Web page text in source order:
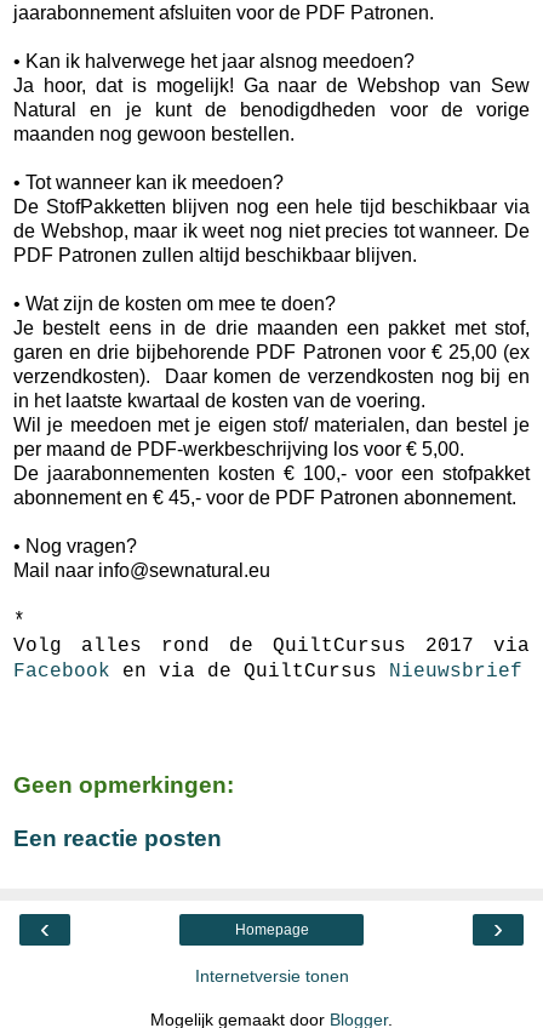
jaarabonnement afsluiten voor de PDF Patronen.
• Kan ik halverwege het jaar alsnog meedoen?
Ja hoor, dat is mogelijk! Ga naar de Webshop van Sew
Natural en je kunt de benodigdheden voor de vorige
maanden nog gewoon bestellen.
• Tot wanneer kan ik meedoen?
De StofPakketten blijven nog een hele tijd beschikbaar via
de Webshop, maar ik weet nog niet precies tot wanneer. De
PDF Patronen zullen altijd beschikbaar blijven.
• Wat zijn de kosten om mee te doen?
Je bestelt eens in de drie maanden een pakket met stof,
garen en drie bijbehorende PDF Patronen voor € 25,00 (ex
verzendkosten). Daar komen de verzendkosten nog bij en
in het laatste kwartaal de kosten van de voering.
Wil je meedoen met je eigen stof/ materialen, dan bestel je
per maand de PDF-werkbeschrijving los voor € 5,00.
De jaarabonnementen kosten € 100,- voor een stofpakket
abonnement en € 45,- voor de PDF Patronen abonnement.
• Nog vragen?
Mail naar info@sewnatural.eu
*
Volg alles rond de QuiltCursus 2017 via
Facebook en via de QuiltCursus Nieuwsbrief
Geen opmerkingen:
Een reactie posten
‹ ›
Homepage
Internetversie tonen
Mogelijk gemaakt door Blogger.